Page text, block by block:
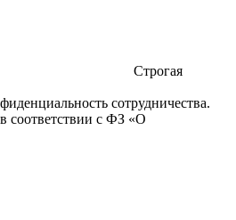
Строгая
сотрудничества.
с ФЗ «О